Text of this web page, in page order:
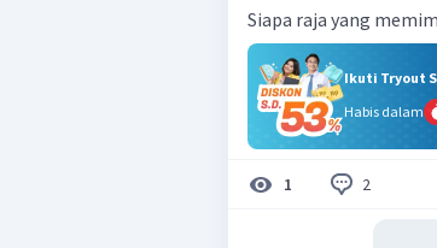
Siapa raja yang
Ikuti Tryout
Habis dalam
1 2